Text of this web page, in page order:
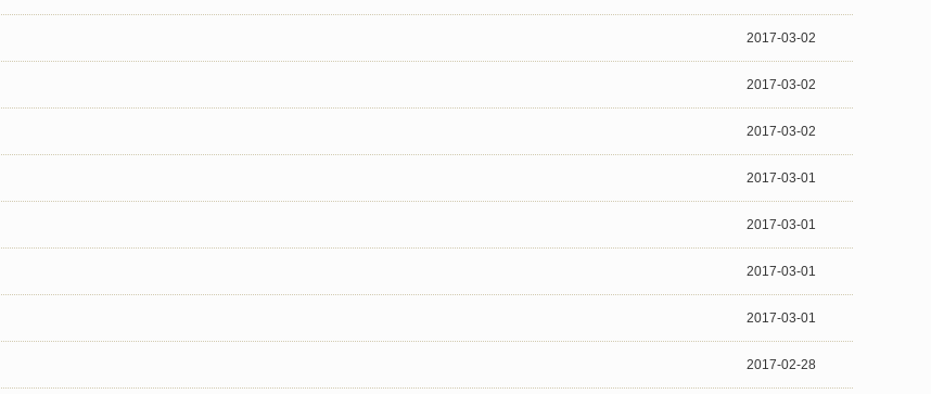
2017-03-02
2017-03-02
2017-03-02
2017-03-01
2017-03-01
2017-03-01
2017-03-01
2017-02-28